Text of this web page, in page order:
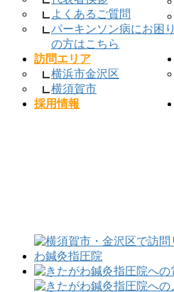
よくあるご質問
パーキンソン病にお困り
の方はこちら
訪問エリア
横浜市金沢区
横須賀市
採用情報